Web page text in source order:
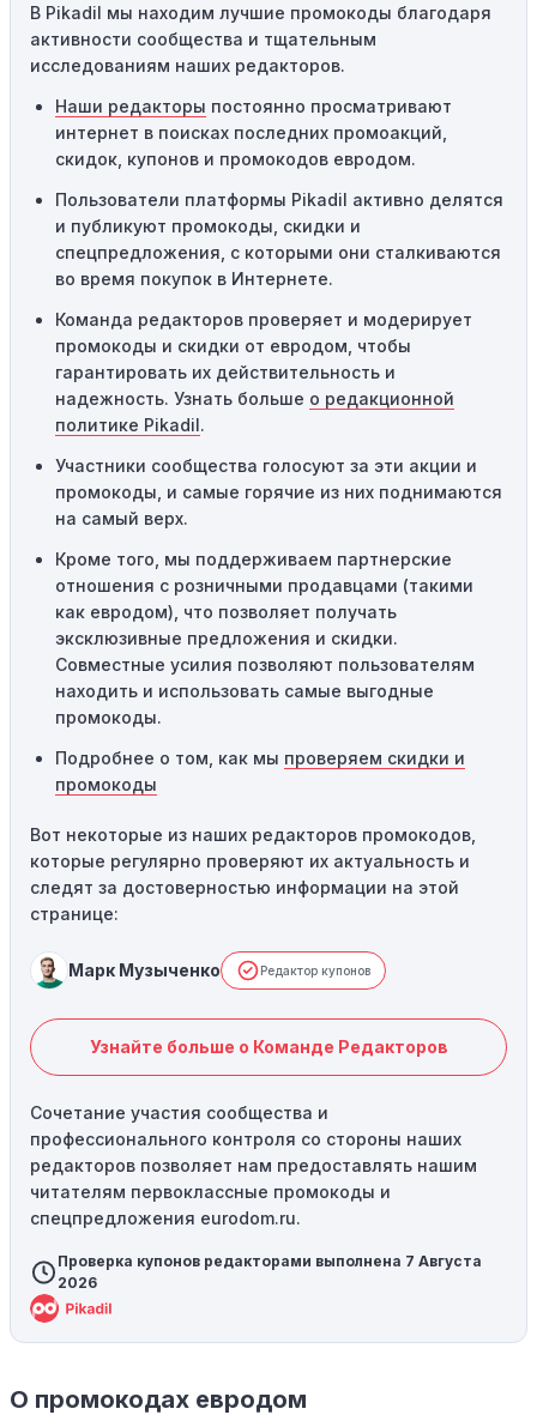
промокоды требуют соблюдения минимального
порога покупки, чтобы получить право на скидку. Если
сумма в корзине не соответствует указанному порогу,
код не сработает.
Географические ограничения:Действие некоторых
промокодов может быть ограничено определенными
местами или регионами. Если вы находитесь за
пределами указанного региона, то код не будет
применяться.
предназначены только для однократного
использования. Если код уже был использован кем-то
другим, он не будет действовать повторно.
Технические сбои:
привести к неработоспособности кодов промокодов. В
таких случаях следует обратиться за помощью в
службу поддержки.
В Pikadil мы находим лучшие промокоды благодаря
активности сообщества и тщательным
исследованиям наших редакторов.
Наши редакторы постоянно просматривают
интернет в поисках последних промоакций,
скидок, купонов и промокодов евродом.
Пользователи платформы Pikadil активно делятся
и публикуют промокоды, скидки и
спецпредложения, с которыми они сталкиваются
во время покупок в Интернете.
Команда редакторов проверяет и модерирует
промокоды и скидки от евродом, чтобы
гарантировать их действительность и
надежность. Узнать больше о редакционной
политике Pikadil.
Участники сообщества голосуют за эти акции и
промокоды, и самые горячие из них поднимаются
на самый верх.
Кроме того, мы поддерживаем партнерские
отношения с розничными продавцами (такими
как евродом), что позволяет получать
эксклюзивные предложения и скидки.
Совместные усилия позволяют пользователям
находить и использовать самые выгодные
промокоды.
Подробнее о том, как мы проверяем скидки и
промокоды
Вот некоторые из наших редакторов промокодов,
которые регулярно проверяют их актуальность и
следят за достоверностью информации на этой
странице:
Марк Музыченко Редактор купонов
Узнайте больше о Команде Редакторов
Сочетание участия сообщества и
профессионального контроля со стороны наших
редакторов позволяет нам предоставлять нашим
читателям первоклассные промокоды и
спецпредложения eurodom.ru.
Проверка купонов редакторами выполнена 7 Августа
2026
О промокодах евродом